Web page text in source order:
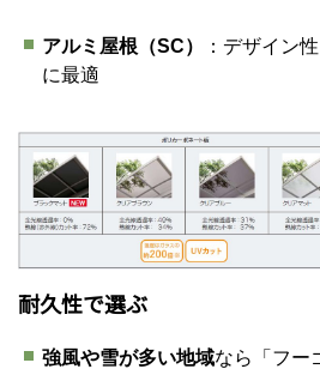
アルミ屋根（SC）
：デザイン
に最適
耐久性で選ぶ
強風や雪が多い地域なら「フー